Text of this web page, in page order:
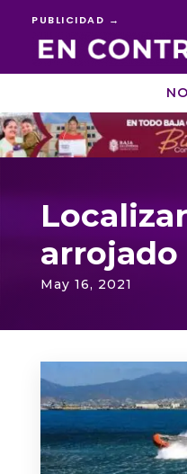
PUBLICIDAD →
Reproductor
de
vídeo
May 16, 2021